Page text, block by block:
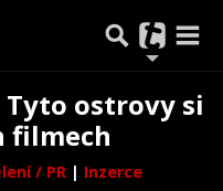
ostrovy si
filmech
/ PR | Inzerce